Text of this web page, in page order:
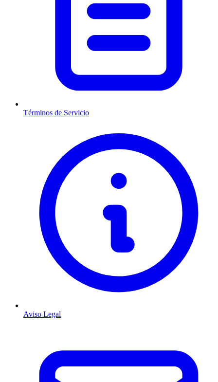
Términos de Servicio
Aviso Legal